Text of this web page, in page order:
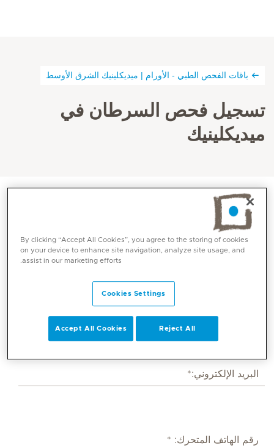
باقات الفحص الطبي - الأورام | ميديكلينيك الشرق الأوسط
تسجيل فحص السرطان في
ميديكلينيك
By clicking “Accept All Cookies”, you agree to the storing of cookies
on your device to enhance site navigation, analyze site usage, and
assist in our marketing efforts.
Cookies Settings
Reject All
Accept All Cookies